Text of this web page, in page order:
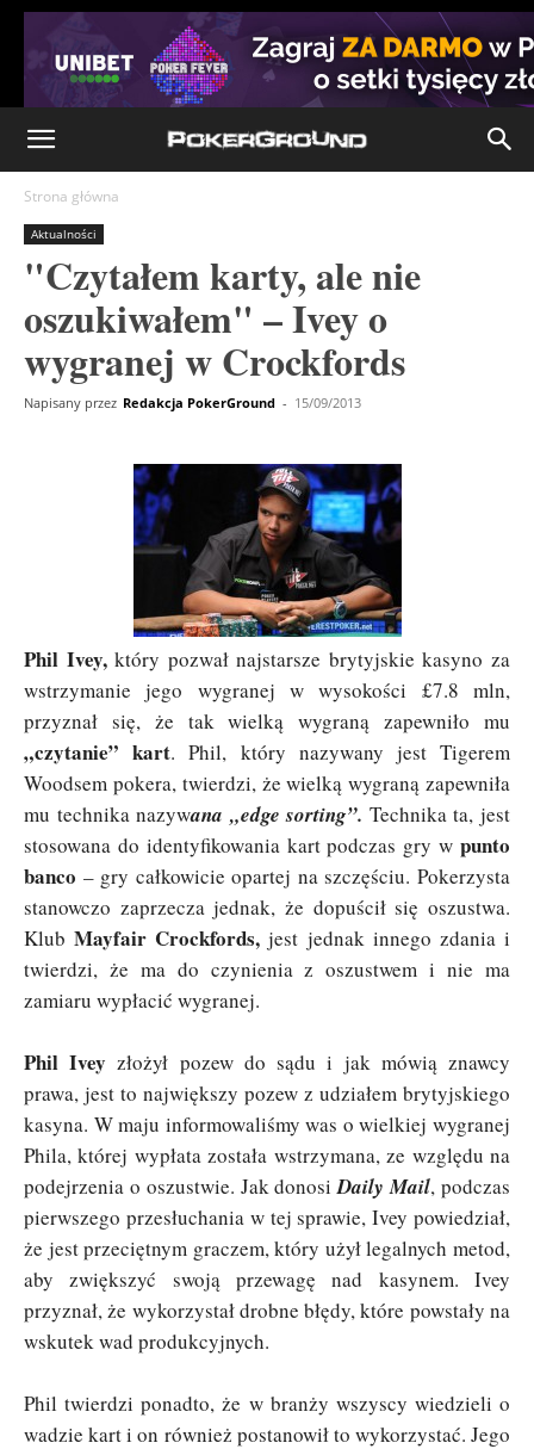
Strona główna
Aktualności
"Czytałem karty, ale nie
oszukiwałem" – Ivey o
wygranej w Crockfords
Napisany przez Redakcja PokerGround - 15/09/2013
Phil Ivey,który pozwał najstarsze brytyjskie kasyno za
wstrzymanie jego wygranej w wysokości £7.8 mln,
przyznał się, że tak wielką wygraną zapewniło mu
„czytanie” kart. Phil, który nazywany jest Tigerem
Woodsem pokera, twierdzi, że wielką wygraną zapewniła
mu technika nazywana „edge sorting”. Technika ta, jest
stosowana do identyfikowania kart podczas gry w punto
banco – gry całkowicie opartej na szczęściu. Pokerzysta
stanowczo zaprzecza jednak, że dopuścił się oszustwa.
KlubMayfair Crockfords, jest jednak innego zdania i
twierdzi, że ma do czynienia z oszustwem i nie ma
zamiaru wypłacić wygranej.
Phil Ivey złożył pozew do sądu i jak mówią znawcy
prawa, jest to największy pozew z udziałem brytyjskiego
kasyna. W maju informowaliśmy was o wielkiej wygranej
Phila, której wypłata została wstrzymana, ze względu na
podejrzenia o oszustwie. Jak donosiDaily Mail, podczas
pierwszego przesłuchania w tej sprawie, Ivey powiedział,
że jest przeciętnym graczem, który użył legalnych metod,
aby zwiększyć swoją przewagę nad kasynem. Ivey
przyznał, że wykorzystał drobne błędy, które powstały na
wskutek wad produkcyjnych.
Phil twierdzi ponadto, że w branży wszyscy wiedzieli o
wadzie kart i on również postanowił to wykorzystać. Jego